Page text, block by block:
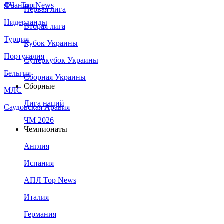
Франция
Нидерланды
Турция
Португалия
Бельгия
МЛС
Саудовская Аравия
ЛЧ - Top News
Первая лига
Вторая лига
Кубок Украины
Суперкубок Украины
Сборная Украины
Сборные
Лига наций
ЧМ 2026
Чемпионаты
Англия
Испания
АПЛ Top News
Италия
Германия